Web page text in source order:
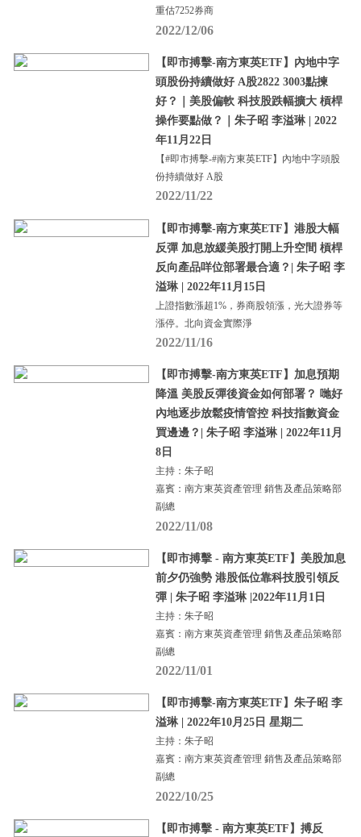
重估7252券商
2022/12/06
【即市搏擊-南方東英ETF】內地中字
頭股份持續做好 A股2822 3003點揀
好？｜美股偏軟 科技股跌幅擴大 槓桿
操作要點做？｜朱子昭 李溢琳 | 2022
年11月22日
【#即市搏擊-#南方東英ETF】內地中字頭股
份持續做好 A股
2022/11/22
【即市搏擊-南方東英ETF】港股大幅
反彈 加息放緩美股打開上升空間 槓桿
反向產品咩位部署最合適？| 朱子昭 李
溢琳 | 2022年11月15日
上證指數漲超1%，券商股領漲，光大證券等
漲停。北向資金實際淨
2022/11/16
【即市搏擊-南方東英ETF】加息預期
降溫 美股反彈後資金如何部署？ 哋好
內地逐步放鬆疫情管控 科技指數資金
買邊邊？| 朱子昭 李溢琳 | 2022年11月
8日
主持：朱子昭
嘉賓：南方東英資產管理 銷售及產品策略部
副總
2022/11/08
【即市搏擊 - 南方東英ETF】美股加息
前夕仍強勢 港股低位靠科技股引領反
彈 | 朱子昭 李溢琳 |2022年11月1日
主持：朱子昭
嘉賓：南方東英資產管理 銷售及產品策略部
副總
2022/11/01
【即市搏擊-南方東英ETF】朱子昭 李
溢琳 | 2022年10月25日 星期二
主持：朱子昭
嘉賓：南方東英資產管理 銷售及產品策略部
副總
2022/10/25
【即市搏擊 - 南方東英ETF】搏反